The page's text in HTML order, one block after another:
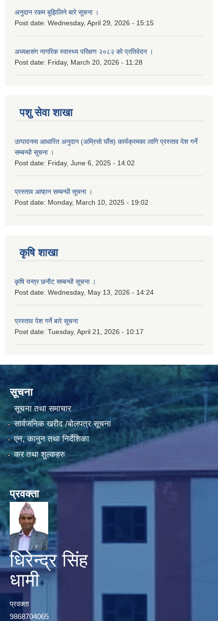
अनुदान रकम बुझिलिने बारे सूचना ।
Post date: Wednesday, April 29, 2026 - 15:15
अध्यक्षसंग नागरिक स्वास्थ्य परिक्षण २०८२ को प्रतिवेदन ।
Post date: Friday, March 20, 2026 - 11:28
पशु सेवा शाखा
उत्पादनमा आधारित अनुदान (अम्रिसो घाँस) कार्यक्रमका लागि प्रस्ताव पेश गर्ने
सम्बन्धी सूचना ।
Post date: Friday, June 6, 2025 - 14:02
प्रस्ताव आप्हान सम्बन्धी सूचना ।
Post date: Monday, March 10, 2025 - 19:02
कृषि शाखा
कृषि यन्त्र छनौट सम्बन्धी सूचना ।
Post date: Wednesday, May 13, 2026 - 14:24
प्रस्ताव पेश गर्ने बारे सूचना
Post date: Tuesday, April 21, 2026 - 10:17
सूचना
सूचना तथा समाचार
सार्वजनिक खरीद /बोलपत्र सूचना
एन, कानुन तथा निर्देशिका
कर तथा शुल्कहरु
प्रवक्ता
धिरेन्द्र सिंह
धामी
प्रवक्ता
9868704065